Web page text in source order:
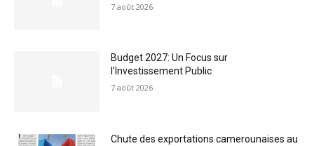
7 août 2026
Budget 2027: Un Focus sur
l’Investissement Public
7 août 2026
Chute des exportations camerounaises au